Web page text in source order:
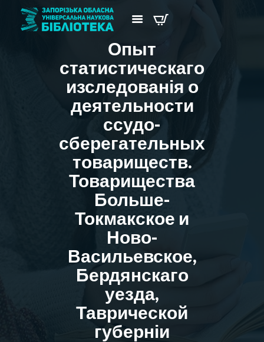
Опыт
статистическаго
изследованія о
деятельности
ссудо-
сберегательных
товариществ.
Товарищества
Больше-
Токмакское и
Ново-
Васильевское,
Бердянскаго
уезда,
Таврической
губерніи